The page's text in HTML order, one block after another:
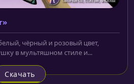
чёрный и розовый цвет,
в мультяшном стиле и...
Скачать